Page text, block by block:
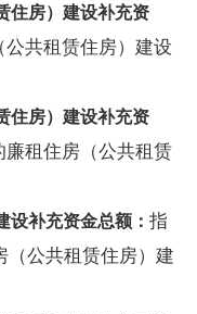
住房）建设补充资
共租赁住房）建设
住房）建设补充资
租住房（公共租赁
设补充资金总额：指
（公共租赁住房）建